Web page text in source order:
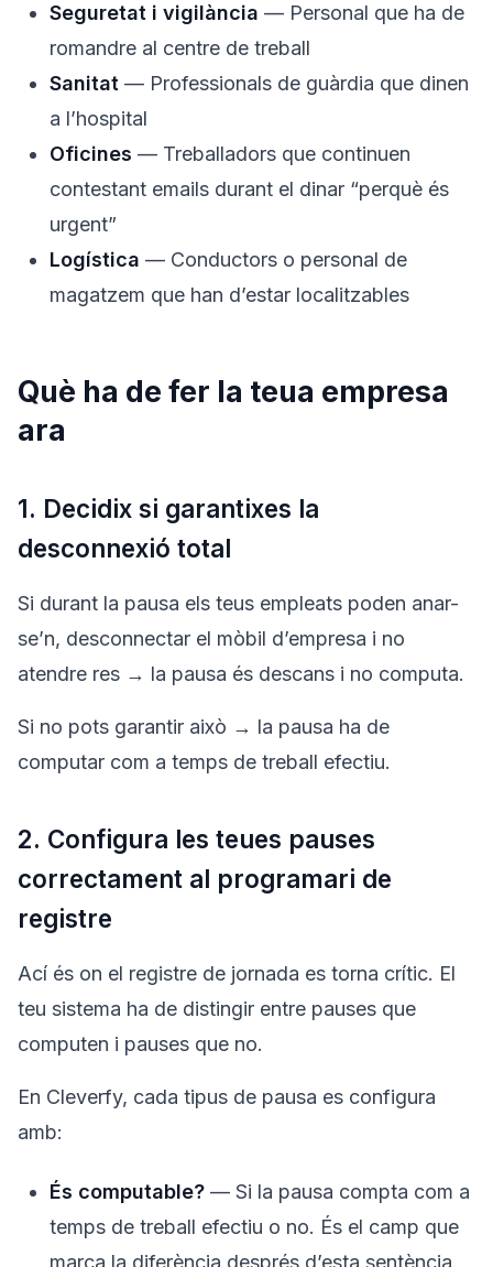
Seguretat i vigilància — Personal que ha de
romandre al centre de treball
Sanitat — Professionals de guàrdia que dinen
a l’hospital
Oficines — Treballadors que continuen
contestant emails durant el dinar “perquè és
urgent”
Logística — Conductors o personal de
magatzem que han d’estar localitzables
Què ha de fer la teua empresa
ara
1. Decidix si garantixes la
desconnexió total
Si durant la pausa els teus empleats poden anar-
se’n, desconnectar el mòbil d’empresa i no
atendre res → la pausa és descans i no computa.
Si no pots garantir això → la pausa ha de
computar com a temps de treball efectiu.
2. Configura les teues pauses
correctament al programari de
registre
Ací és on el registre de jornada es torna crític. El
teu sistema ha de distingir entre pauses que
computen i pauses que no.
En Cleverfy, cada tipus de pausa es configura
amb:
És computable? — Si la pausa compta com a
temps de treball efectiu o no. És el camp que
marca la diferència després d’esta sentència.